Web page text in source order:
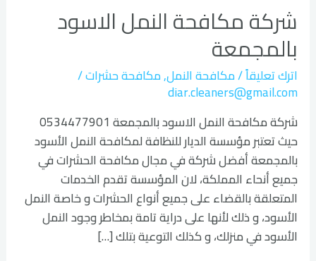
شركة مكافحة النمل الاسود
بالمجمعة
اترك تعليقاً/مكافحة النمل,مكافحة حشرات/
diar.cleaners@gmail.com
شركة مكافحة النمل الاسود بالمجمعة 0534477901
حيث تعتبر مؤسسة الديار للنظافة لمكافحة النمل الأسود
بالمجمعة أفضل شركة في مجال مكافحة الحشرات في
جميع أنحاء المملكة، لان المؤسسة تقدم الخدمات
المتعلقة بالقضاء على جميع أنواع الحشرات و خاصة النمل
الأسود، و ذلك لأنها على دراية تامة بمخاطر وجود النمل
الأسود في منزلك، و كذلك التوعية بتلك […]
النمل
الاسود
بالمجمعة